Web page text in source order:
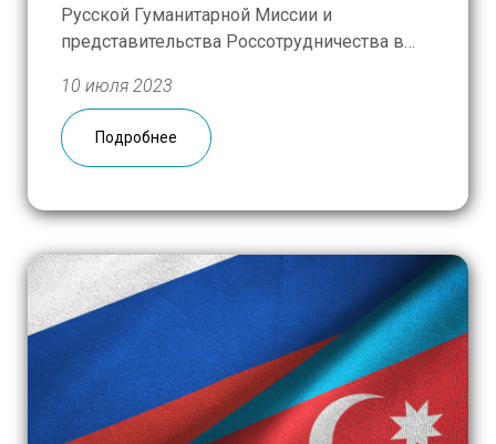
Русской Гуманитарной Миссии и
представительства Россотрудничества в
класс!», уже начались подготовительные
работы к предстоящему ремонту! После
демонтажа старых конcтрукций рабочие
приступят к полному обновлению кабинета.
километрах от Душанбе с […]
10 июля 2023
Подробнее